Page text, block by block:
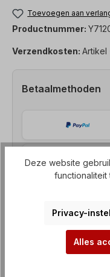
Toevoegen aan
Productnummer:
Verzendkosten: Artikel
Betaalmethoden
Deze website
functionaliteit
Privacy-
Alles